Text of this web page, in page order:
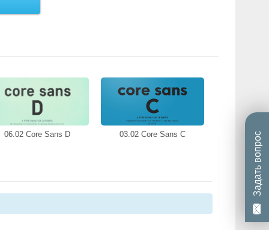
06.02 Core Sans D 03.02 Core Sans C Задать вопрос